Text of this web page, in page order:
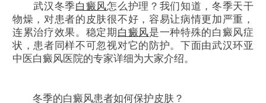
武汉冬季白癜风怎么护理？我们知道，冬季天干
物燥，对患者的皮肤很不好，容易让病情更加严重，
连累治疗效果。稳定期 白癜风是一种特殊的白癜风症
状，患者同样不可忽视对它的防护。下面由武汉环亚
中医白癜风医院的专家详细为大家介绍。
冬季的白癜风患者如何保护皮肤？